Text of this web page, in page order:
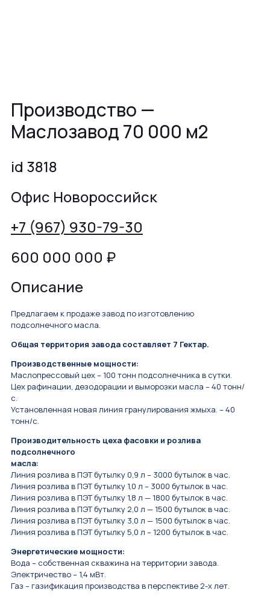
Производство —
Маслозавод 70 000 м2
id 3818
Офис Новороссийск
+7 (967) 930-79-30
600 000 000 ₽
Описание
Предлагаем к продаже завод по изготовлению
подсолнечного масла.
Общая территория завода составляет 7 Гектар.
Производственные мощности:
Маслопрессовый цех – 100 тонн подсолнечника в сутки.
Цех рафинации, дезодорации и выморозки масла – 40 тонн/
с.
Установленная новая линия гранулирования жмыха. – 40
тонн/с.
Производительность цеха фасовки и розлива
подсолнечного
масла:
Линия розлива в ПЭТ бутылку 0,9 л – 3000 бутылок в час.
Линия розлива в ПЭТ бутылку 1,0 л – 3000 бутылок в час.
Линия розлива в ПЭТ бутылку 1,8 л — 1800 бутылок в час.
Линия розлива в ПЭТ бутылку 2,0 л — 1500 бутылок в час.
Линия розлива в ПЭТ бутылку 3,0 л — 1500 бутылок в час.
Линия розлива в ПЭТ бутылку 5,0 л – 1200 бутылок в час.
Энергетические мощности:
Вода – собственная скважина на территории завода.
Электричество – 1,4 мВт.
Газ – газификация производства в перспективе 2-х лет.